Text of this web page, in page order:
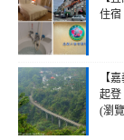
住宿
【
起登
(瀏